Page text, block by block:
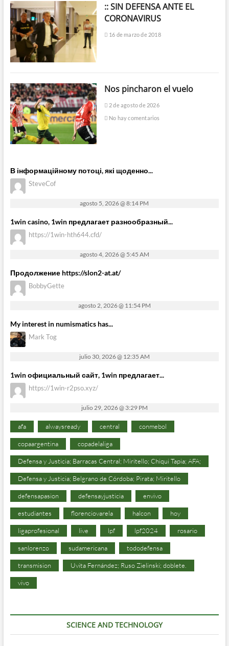
:: SIN DEFENSA ANTE EL
CORONAVIRUS
16 de marzo de 2018
Nos pincharon el vuelo
2 de agosto de 2026
No hay comentarios
В інформаційному потоці, які щоденно...
SteveCof
agosto 5, 2026 @ 8:14 PM
1win casino, 1win предлагает разнообразный...
https://1win-hth644.cfd/
agosto 4, 2026 @ 5:45 AM
Продолжение https://slon2-at.at/
BobbyGette
agosto 2, 2026 @ 11:54 PM
My interest in numismatics has...
Mark Tog
julio 30, 2026 @ 12:35 AM
1win официальный сайт, 1win предлагает...
https://1win-r2pso.xyz/
julio 29, 2026 @ 3:29 PM
afa alwaysready central conmebol
copaargentina copadelaliga
Defensa y Justicia; Barracas Central; Miritello; Chiqui Tapia; AFA;
Defensa y Justicia; Belgrano de Córdoba; Pirata; Miritello
defensapasion defensayjusticia envivo
estudiantes florenciovarela halcon hoy
ligaprofesional live lpf lpf2024 rosario
sanlorenzo sudamericana tododefensa
transmision Uvita Fernández; Ruso Zielinski; doblete.
vivo
SCIENCE AND TECHNOLOGY